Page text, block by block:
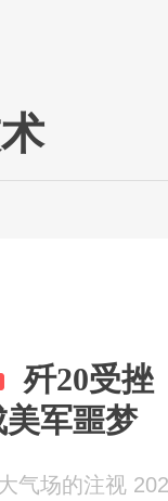
歼20受挫
美军噩梦
气场的注视